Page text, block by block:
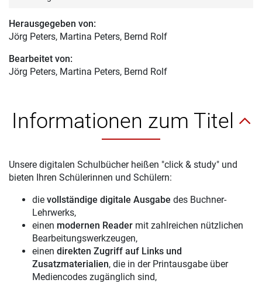
Herausgegeben von:
Jörg Peters, Martina Peters, Bernd Rolf
Bearbeitet von:
Jörg Peters, Martina Peters, Bernd Rolf
Informationen zum Titel
Unsere digitalen Schulbücher heißen "click & study" und
bieten Ihren Schülerinnen und Schülern:
die vollständige digitale Ausgabe des Buchner-
Lehrwerks,
einen modernen Reader mit zahlreichen nützlichen
Bearbeitungswerkzeugen,
einen direkten Zugriff auf Links und
Zusatzmaterialien, die in der Printausgabe über
Mediencodes zugänglich sind,